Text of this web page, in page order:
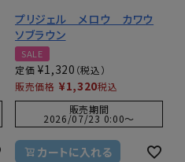
プリジェル メロウ カワウ
ソブラウン
SALE
定価 ¥1,320
販売価格 ¥1,320税込
販売期間
2026/07/23 0:00〜
カートに入れる